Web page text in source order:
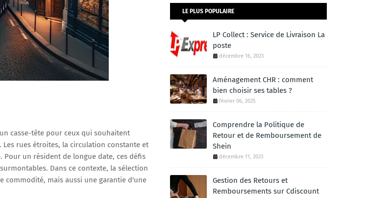
casse-tête pour ceux qui souhaitent
rues étroites, la circulation constante et
un résident de longue date, ces défis
Dans ce contexte, la sélection
commodité, mais aussi une garantie d'une
LE PLUS POPULAIRE
LP Collect : Service de Livraison La
poste
décembre 16, 2023
Aménagement CHR : comment
bien choisir ses tables ?
février 06, 2025
Comprendre la Politique de
Retour et de Remboursement de
Shein
décembre 11, 2023
Gestion des Retours et
Remboursements sur Cdiscount